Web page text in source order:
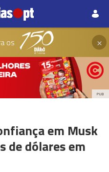
os ×
PUB
em Musk
de dólares em